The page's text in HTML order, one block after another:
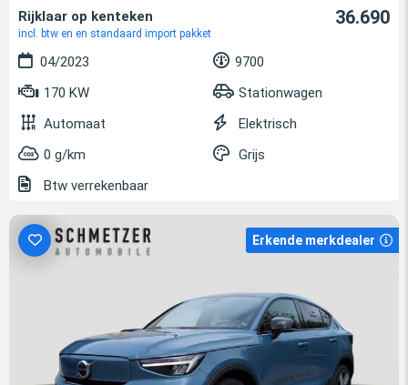
Rijklaar op kenteken
incl. btw en en standaard import pakket
36.690
04/2023
9700
170 KW
Stationwagen
Automaat
Elektrisch
0 g/km
Grijs
Btw verrekenbaar
Erkende merkdealer